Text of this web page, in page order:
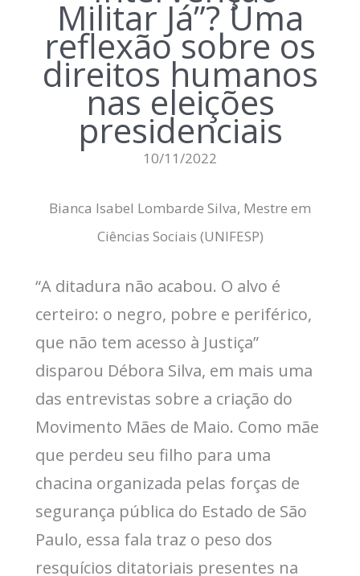
Militar Já”? Uma
reflexão sobre os
direitos humanos
nas eleições
presidenciais
10/11/2022
Bianca Isabel Lombarde Silva, Mestre em
Ciências Sociais (UNIFESP)
“A ditadura não acabou. O alvo é
certeiro: o negro, pobre e periférico,
que não tem acesso à Justiça”
disparou Débora Silva, em mais uma
das entrevistas sobre a criação do
Movimento Mães de Maio. Como mãe
que perdeu seu filho para uma
chacina organizada pelas forças de
segurança pública do Estado de São
Paulo, essa fala traz o peso dos
resquícios ditatoriais presentes na